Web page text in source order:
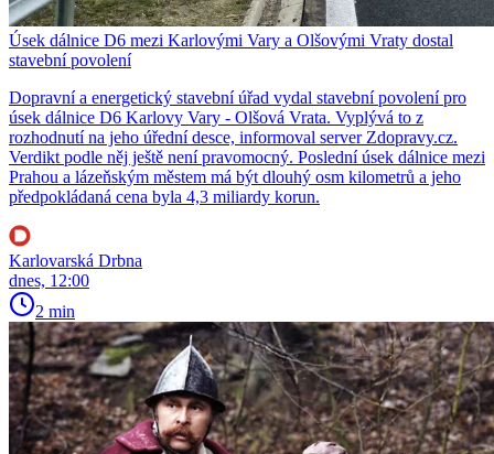
Úsek dálnice D6 mezi Karlovými Vary a Olšovými Vraty dostal
stavební povolení
Dopravní a energetický stavební úřad vydal stavební povolení pro
úsek dálnice D6 Karlovy Vary - Olšová Vrata. Vyplývá to z
rozhodnutí na jeho úřední desce, informoval server Zdopravy.cz.
Verdikt podle něj ještě není pravomocný. Poslední úsek dálnice mezi
Prahou a lázeňským městem má být dlouhý osm kilometrů a jeho
předpokládaná cena byla 4,3 miliardy korun.
Karlovarská Drbna
dnes, 12:00
2 min